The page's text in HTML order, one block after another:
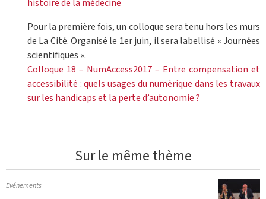
histoire de la médecine
Pour la première fois, un colloque sera tenu hors les murs
de La Cité. Organisé le 1er juin, il sera labellisé « Journées
scientifiques ».
Colloque 18 – NumAccess2017 – Entre compensation et
accessibilité : quels usages du numérique dans les travaux
sur les handicaps et la perte d’autonomie ?
Sur le même thème
Evénements